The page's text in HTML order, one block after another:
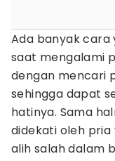
Ada banyak
saat mengalami
dengan mencari
sehingga dapat
hatinya. Sama
didekati oleh pria
alih salah dalam